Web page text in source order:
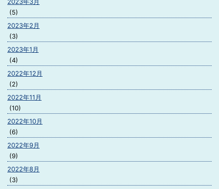
(5)
2023年2月
(3)
2023年1月
(4)
2022年12月
(2)
2022年11月
(10)
2022年10月
(6)
2022年9月
(9)
2022年8月
(3)